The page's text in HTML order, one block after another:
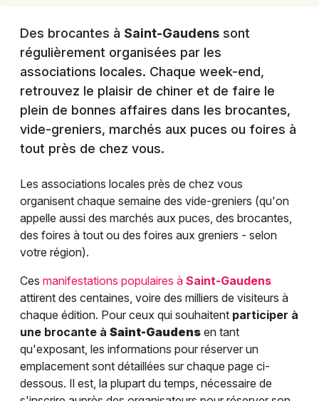
Des brocantes à Saint-Gaudens sont
régulièrement organisées par les
associations locales. Chaque week-end,
retrouvez le plaisir de chiner et de faire le
plein de bonnes affaires dans les brocantes,
vide-greniers, marchés aux puces ou foires à
tout près de chez vous.
Les associations locales près de chez vous
organisent chaque semaine des vide-greniers (qu'on
appelle aussi des marchés aux puces, des brocantes,
des foires à tout ou des foires aux greniers - selon
votre région).
Ces manifestations populaires à Saint-Gaudens
attirent des centaines, voire des milliers de visiteurs à
chaque édition. Pour ceux qui souhaitent participer à
une brocante à Saint-Gaudens en tant
qu'exposant, les informations pour réserver un
emplacement sont détaillées sur chaque page ci-
dessous. Il est, la plupart du temps, nécessaire de